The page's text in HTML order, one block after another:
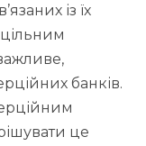
із їх
банків.
це